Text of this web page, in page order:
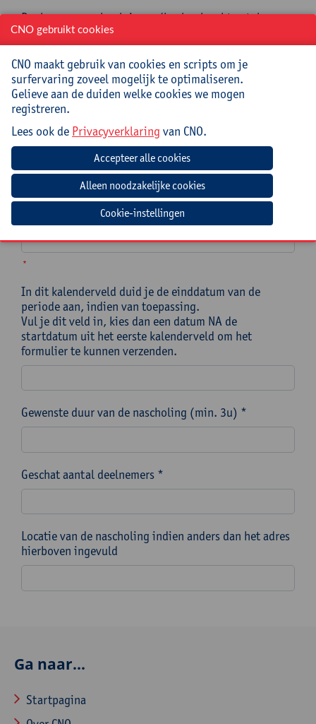
Doelgroep en schoolniveau (bv. leerkrachten talen
1ste graad secundair onderwijs) *
Op welke specifieke datum OF binnen welke periode
moet de nascholing/een meerdaags traject ingepland
worden?
In dit kalenderveld duid je een specifieke datum aan
OF de startdatum van een periode waarin je
nascholing/traject ingepland moet worden. *
Let op! Kies een datum die minstens 3 maanden na de
datum van vandaag ligt om het formulier te kunnen
*
In dit kalenderveld duid je de einddatum van de
periode aan, indien van toepassing.
Vul je dit veld in, kies dan een datum NA de
startdatum uit het eerste kalenderveld om het
formulier te kunnen verzenden.
Gewenste duur van de nascholing (min. 3u) *
Geschat aantal deelnemers *
Locatie van de nascholing indien anders dan het adres
hierboven ingevuld
Ga naar...
Startpagina
CNO gebruikt cookies
CNO maakt gebruik van cookies en scripts om je
surfervaring zoveel mogelijk te optimaliseren.
Gelieve aan de duiden welke cookies we mogen
registreren.
Lees ook de Privacyverklaring van CNO.
Cookie-instellingen